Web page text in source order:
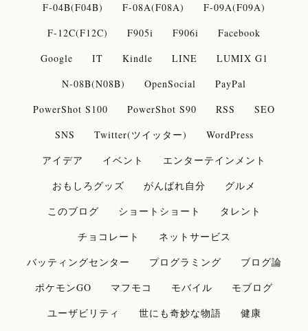
F-04B(F04B)
F-08A(F08A)
F-09A(F09A)
F-12C(F12C)
F905i F906i
Facebook
Google
IT Kindle LINE
LUMIX G1
N-08B(N08B)
OpenSocial
PayPal
PowerShot S100
PowerShot S90 RSS
SEO
SNS
Twitter(ツイッター)
WordPress
アイデア
イベント
エンターテインメント
おもしろグッズ
がんばれ自分
グルメ
このブログ
ショートショート
タレント
チョコレート
ネットサービス
バッティングセンター
プログラミング
ブログ論
ポケモンGO
マフモコ モバイル
モブログ
ユーザビリティ
世にも奇妙な物語 健康